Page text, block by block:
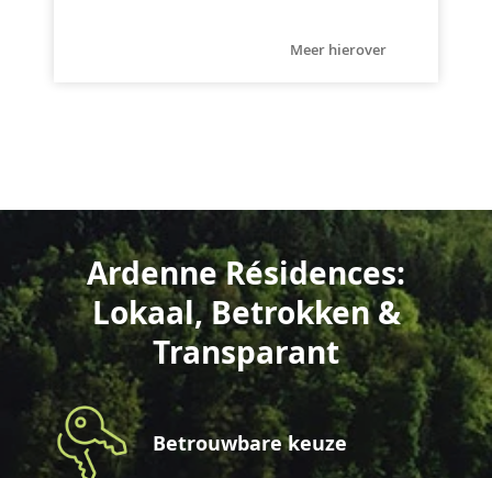
Meer hierover
Ardenne Résidences:
Lokaal, Betrokken &
Transparant
Betrouwbare keuze